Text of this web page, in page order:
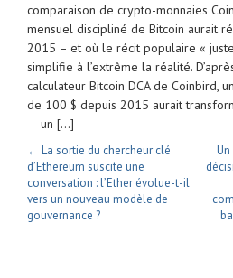
comparaison de crypto-monnaies
mensuel discipliné de Bitcoin aurait
2015 – et où le récit populaire « juste
simplifie à l’extrême la réalité.
calculateur Bitcoin DCA de Coinbird,
de 100 $ depuis 2015 aurait
— un […]
← La sortie du chercheur clé
d’Ethereum suscite une
conversation : l’Ether évolue-t-il
vers un nouveau modèle de
gouvernance ?